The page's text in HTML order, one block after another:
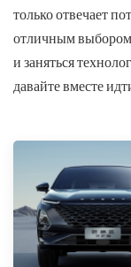
только отвечает
отличным выбором
и заняться
давайте вместе